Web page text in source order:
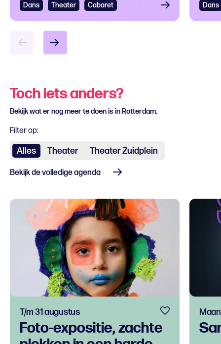
Dans Theater Cabaret Dans
Bekijken
Toch iets anders?
Bekijk wat er nog meer te doen is in Rotterdam.
Filter op:
Alles Theater Theater Zuidplein
Bekijk de volledige agenda
Foto-expositie, zachte
T/m 31 augustus